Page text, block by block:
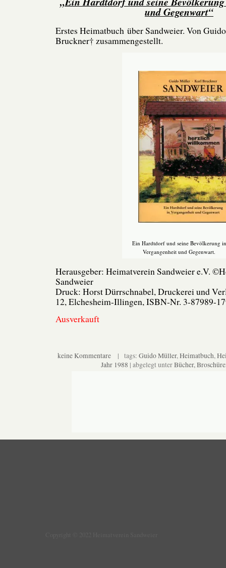
und Gegenwart“
Erstes Heimatbuch über Sandweier. Von
Bruckner† zusammengestellt.
Ein Hardtdorf und seine Bevölkerung in
Vergangenheit und Gegenwart.
Herausgeber: Heimatverein Sandweier e.V.
Sandweier
Druck: Horst Dürrschnabel, Druckerei und
12, Elchesheim-Illingen, ISBN-Nr. 3-87989-
Ausverkauft
keine Kommentare | tags: Guido Müller,Heimatbuch,
Jahr 1988 | abgelegt unterBücher,